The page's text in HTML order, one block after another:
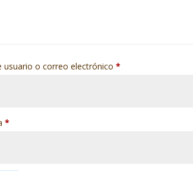
usuario o correo electrónico*
*